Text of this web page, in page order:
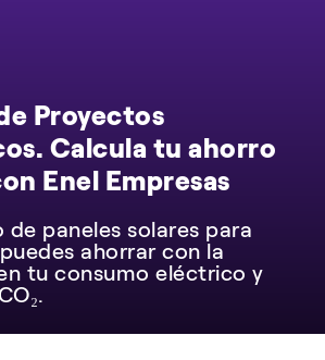
Proyectos
Calcula tu ahorro
Enel Empresas
de paneles solares para
ahorrar con la
tu consumo eléctrico y